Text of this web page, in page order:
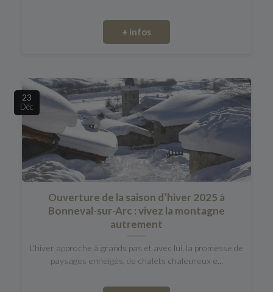
+ infos
23
Déc
Ouverture de la saison d’hiver 2025 à
Bonneval-sur-Arc : vivez la montagne
autrement
L'hiver approche à grands pas et avec lui, la promesse de
paysages enneigés, de chalets chaleureux e...